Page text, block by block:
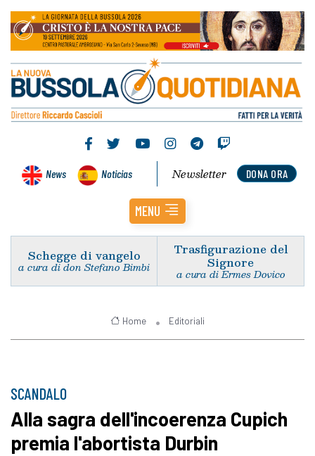
News Noticias DONA ORA
Newsletter
MENU
Schegge di vangelo
a cura di don Stefano Bimbi
Trasfigurazione del
Signore
a cura di Ermes Dovico
Home Editoriali
SCANDALO
Alla sagra dell'incoerenza Cupich
premia l'abortista Durbin